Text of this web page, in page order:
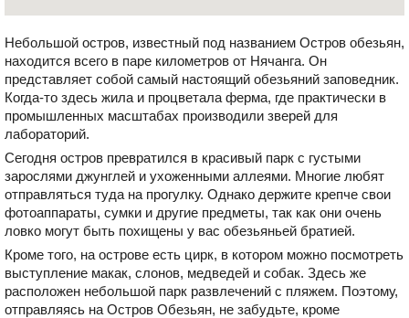
Небольшой остров, известный под названием Остров обезьян,
находится всего в паре километров от Нячанга. Он
представляет собой самый настоящий обезьяний заповедник.
Когда-то здесь жила и процветала ферма, где практически в
промышленных масштабах производили зверей для
лабораторий.
Сегодня остров превратился в красивый парк с густыми
зарослями джунглей и ухоженными аллеями. Многие любят
отправляться туда на прогулку. Однако держите крепче свои
фотоаппараты, сумки и другие предметы, так как они очень
ловко могут быть похищены у вас обезьяньей братией.
Кроме того, на острове есть цирк, в котором можно посмотреть
выступление макак, слонов, медведей и собак. Здесь же
расположен небольшой парк развлечений с пляжем. Поэтому,
отправляясь на Остров Обезьян, не забудьте, кроме